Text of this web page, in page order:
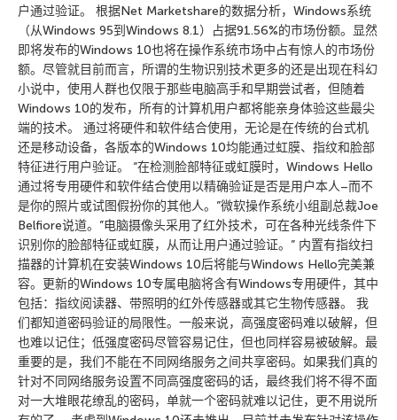
户通过验证。 根据Net Marketshare的数据分析，Windows系统
（从Windows 95到Windows 8.1）占据91.56%的市场份额。显然
即将发布的Windows 10也将在操作系统市场中占有惊人的市场份
额。尽管就目前而言，所谓的生物识别技术更多的还是出现在科幻
小说中，使用人群也仅限于那些电脑高手和早期尝试者，但随着
Windows 10的发布，所有的计算机用户都将能亲身体验这些最尖
端的技术。 通过将硬件和软件结合使用，无论是在传统的台式机
还是移动设备，各版本的Windows 10均能通过虹膜、指纹和脸部
特征进行用户验证。 “在检测脸部特征或虹膜时，Windows Hello
通过将专用硬件和软件结合使用以精确验证是否是用户本人–而不
是你的照片或试图假扮你的其他人。”微软操作系统小组副总裁Joe
Belfiore说道。”电脑摄像头采用了红外技术，可在各种光线条件下
识别你的脸部特征或虹膜，从而让用户通过验证。” 内置有指纹扫
描器的计算机在安装Windows 10后将能与Windows Hello完美兼
容。更新的Windows 10专属电脑将含有Windows专用硬件，其中
包括：指纹阅读器、带照明的红外传感器或其它生物传感器。 我
们都知道密码验证的局限性。一般来说，高强度密码难以破解，但
也难以记住；低强度密码尽管容易记住，但也同样容易被破解。最
重要的是，我们不能在不同网络服务之间共享密码。如果我们真的
针对不同网络服务设置不同高强度密码的话，最终我们将不得不面
对一大堆眼花缭乱的密码，单就一个密码就难以记住，更不用说所